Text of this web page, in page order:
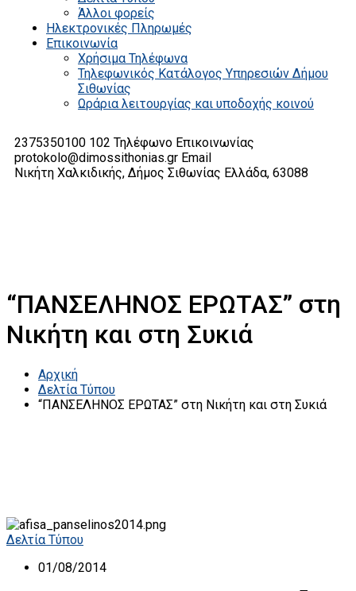
Άλλοι φορείς
Ηλεκτρονικές Πληρωμές
Επικοινωνία
Χρήσιμα Τηλέφωνα
Τηλεφωνικός Κατάλογος Υπηρεσιών Δήμου
Σιθωνίας
Ωράρια λειτουργίας και υποδοχής κοινού
2375350100 102 Τηλέφωνο Επικοινωνίας
protokolo@dimossithonias.gr Email
Νικήτη Χαλκιδικής, Δήμος Σιθωνίας Ελλάδα, 63088
“ΠΑΝΣΕΛΗΝΟΣ ΕΡΩΤΑΣ” στη
Νικήτη και στη Συκιά
Αρχική
Δελτία Τύπου
“ΠΑΝΣΕΛΗΝΟΣ ΕΡΩΤΑΣ” στη Νικήτη και στη Συκιά
Δελτία Τύπου
01/08/2014